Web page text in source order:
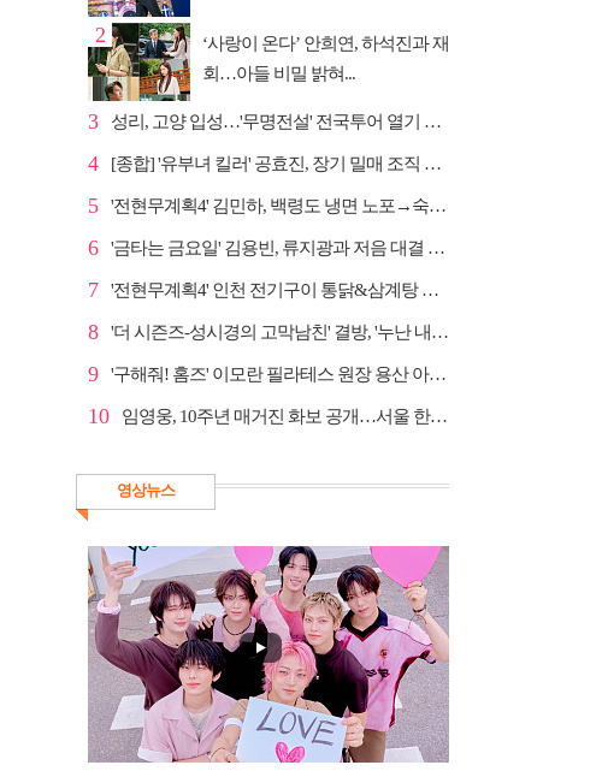
2
‘사랑이 온다’ 안희연, 하석진과 재
회…아들 비밀 밝혀...
3 성리, 고양 입성…'무명전설' 전국투어 열기 지속
4 [종합] '유부녀 킬러' 공효진, 장기 밀매 조직 소탕…4...
5 '전현무계획4' 김민하, 백령도 냉면 노포→숙성 광어초...
6 '금타는 금요일' 김용빈, 류지광과 저음 대결 승리
7 '전현무계획4' 인천 전기구이 통닭&삼계탕 노포 맛집 탐방
8 '더 시즌즈-성시경의 고막남친' 결방, '누난 내게 여자...
9 '구해줘! 홈즈' 이모란 필라테스 원장 용산 아파트 방...
10 임영웅, 10주년 매거진 화보 공개…서울 한복판 대형 현...
영상뉴스